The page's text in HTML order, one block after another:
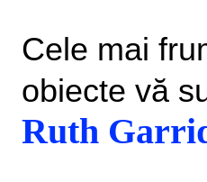
Cele mai
obiecte vă
Ruth